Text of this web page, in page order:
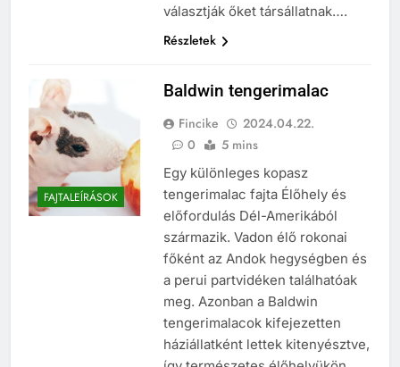
választják őket társállatnak….
Részletek
FAJTALEÍRÁSOK
Baldwin tengerimalac
Fincike
2024.04.22.
0
5 mins
Egy különleges kopasz
tengerimalac fajta Élőhely és
előfordulás Dél-Amerikából
származik. Vadon élő rokonai
főként az Andok hegységben és
a perui partvidéken találhatóak
meg. Azonban a Baldwin
tengerimalacok kifejezetten
háziállatként lettek kitenyésztve,